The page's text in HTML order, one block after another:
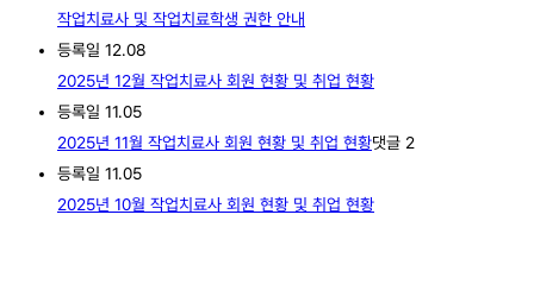
작업치료사 및 작업치료학생 권한 안내
등록일 12.08
2025년 12월 작업치료사 회원 현황 및 취업 현황
등록일 11.05
2025년 11월 작업치료사 회원 현황 및 취업 현황댓글 2
등록일 11.05
2025년 10월 작업치료사 회원 현황 및 취업 현황